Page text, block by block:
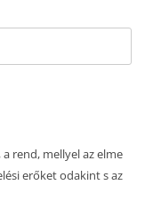
rend, mellyel az elme
erőket odakint s az